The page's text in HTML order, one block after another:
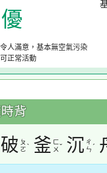
優
人滿意，基本無空氣污染
正常活動
背
破 ㄆ
ㄛˋ 釜 ㄈ
ㄨˇ 沉 ㄔ
ㄣ ˊ